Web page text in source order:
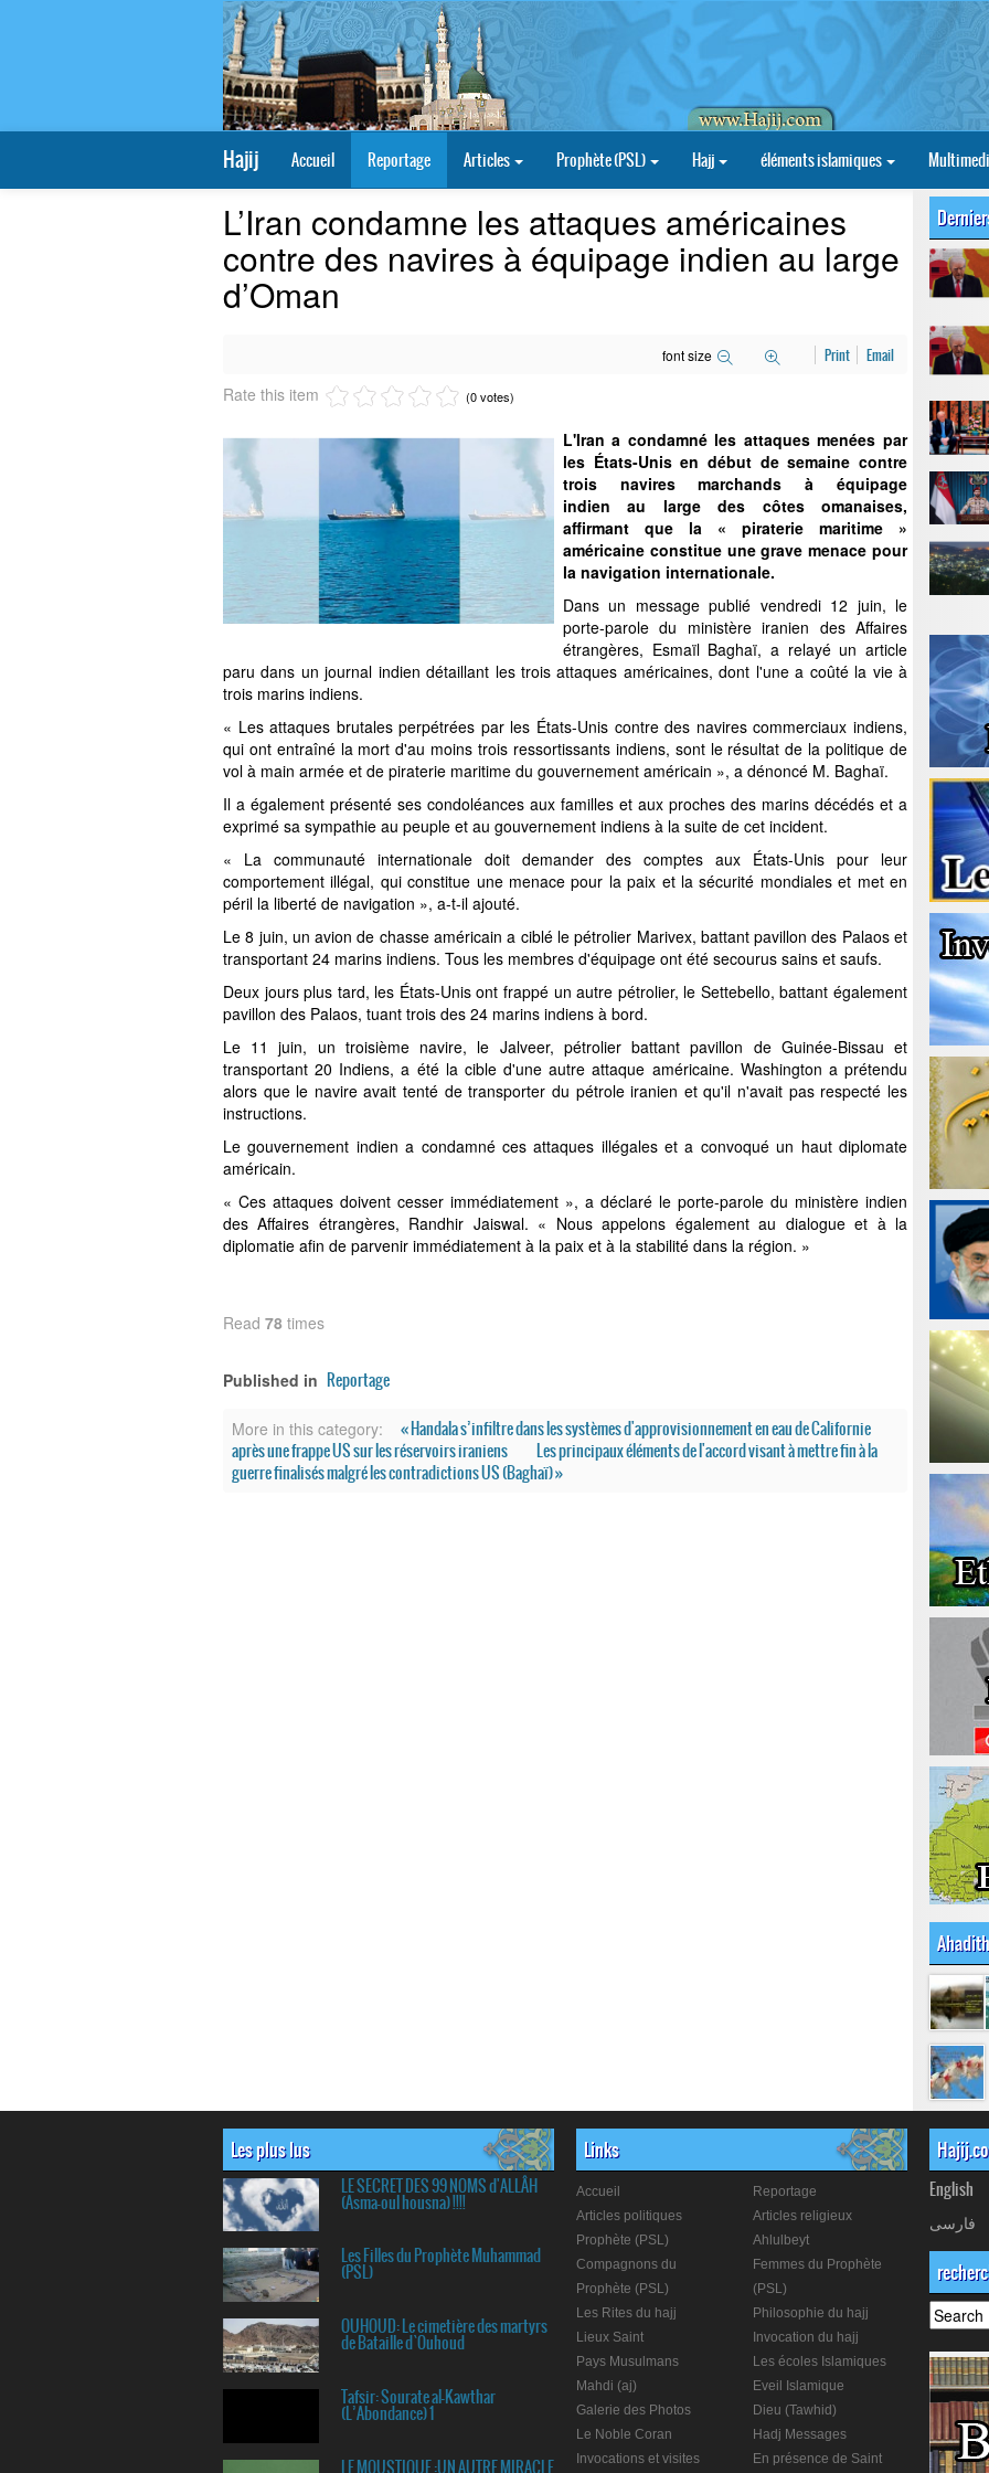
Hajij Accueil Reportage Articles Prophète (PSL) Hajj éléments islamiques
L’Iran condamne les attaques américaines
contre des navires à équipage indien au large
d’Oman
font size Print Email
Rate this item (0 votes)
L'Iran a condamné les attaques menées par
les États-Unis en début de semaine contre
trois navires marchands à équipage
indien
au large des côtes omanaises,
affirmant que la « piraterie maritime »
américaine constitue une grave menace pour
la navigation internationale.
Dans un message publié vendredi 12 juin, le
porte-parole du ministère iranien des Affaires
étrangères, Esmaïl Baghaï, a relayé un article
paru dans un journal indien détaillant les trois attaques américaines, dont l'une a coûté la vie à
trois marins indiens.
« Les attaques brutales perpétrées par les États-Unis contre des navires commerciaux indiens,
qui ont entraîné la mort d'au moins trois ressortissants indiens, sont le résultat de la politique de
vol à main armée et de piraterie maritime du gouvernement américain », a dénoncé M. Baghaï.
Il a également présenté ses condoléances aux familles et aux proches des marins décédés et a
exprimé sa sympathie au peuple et au gouvernement indiens à la suite de cet incident.
« La communauté internationale doit demander des comptes aux États-Unis pour leur
comportement illégal, qui constitue une menace pour la paix et la sécurité mondiales et met en
péril la liberté de navigation », a-t-il ajouté.
Le 8 juin, un avion de chasse américain a ciblé le pétrolier Marivex, battant pavillon des Palaos et
transportant 24 marins indiens. Tous les membres d'équipage ont été secourus sains et saufs.
Deux jours plus tard, les États-Unis ont frappé un autre pétrolier, le Settebello, battant également
pavillon des Palaos, tuant trois des 24 marins indiens à bord.
Le 11 juin, un troisième navire, le Jalveer, pétrolier battant pavillon de Guinée-Bissau et
transportant 20 Indiens, a été la cible d'une autre attaque américaine. Washington a prétendu
alors que le navire avait tenté de transporter du pétrole iranien et qu'il n'avait pas respecté les
instructions.
Le gouvernement indien a condamné ces attaques illégales et a convoqué un haut diplomate
américain.
« Ces attaques doivent cesser immédiatement », a déclaré le porte-parole du ministère indien
des Affaires étrangères, Randhir Jaiswal. « Nous appelons également au dialogue et à la
diplomatie afin de parvenir immédiatement à la paix et à la stabilité dans la région. »
Read 78 times
Published in Reportage
More in this category:
« Handala s’infiltre dans les systèmes d'approvisionnement en eau de Californie
après une frappe US sur les réservoirs iraniens
Les principaux éléments de l'accord visant à mettre fin à la
guerre finalisés malgré les contradictions US (Baghaï) »
Ahadith
Les plus lus
LE SECRET DES 99 NOMS d'ALLÂH
(Asma-oul housna) !!!!
Les Filles du Prophète Muhammad
(PSL)
OUHOUD: Le cimetière des martyrs
de Bataille d`Ouhoud
Tafsir: Sourate al-Kawthar
(L’Abondance) 1
LE MOUSTIQUE :UN AUTRE MIRACLE
Links
Accueil
Reportage
Articles politiques
Articles religieux
Prophète (PSL)
Ahlulbeyt
Compagnons du
Prophète (PSL)
Femmes du Prophète
(PSL)
Les Rites du hajj
Philosophie du hajj
Lieux Saint
Invocation du hajj
Pays Musulmans
Les écoles Islamiques
Mahdi (aj)
Eveil Islamique
Galerie des Photos
Dieu (Tawhid)
Le Noble Coran
Hadj Messages
Invocations et visites
En présence de Saint
English
فارسی